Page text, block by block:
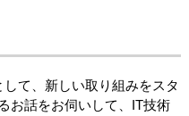
て、新しい取り組みをスタ
お話をお伺いして、IT技術